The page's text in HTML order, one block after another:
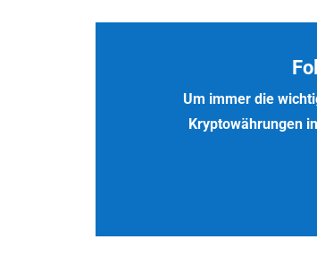
Um immer die
Kryptowährungen